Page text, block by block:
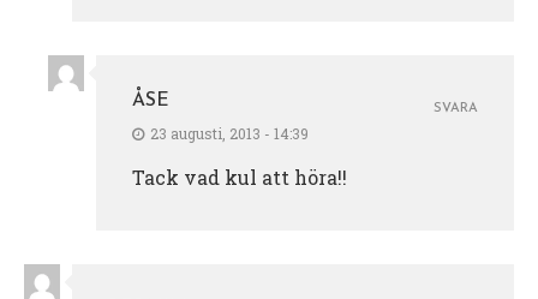
ÅSE
23 augusti, 2013 - 14:39
Tack vad kul att höra!!
SVARA